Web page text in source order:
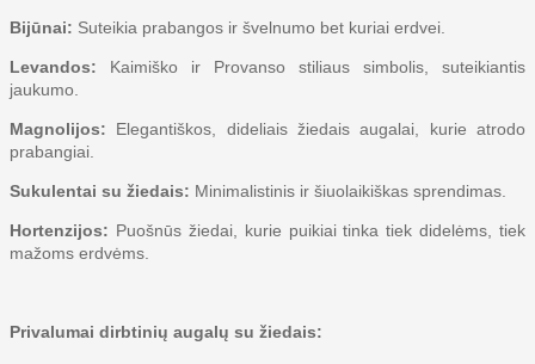
Bijūnai: Suteikia prabangos ir švelnumo bet kuriai erdvei.
Levandos: Kaimiško ir Provanso stiliaus simbolis, suteikiantis
jaukumo.
Magnolijos: Elegantiškos, dideliais žiedais augalai, kurie atrodo
prabangiai.
Sukulentai su žiedais: Minimalistinis ir šiuolaikiškas sprendimas.
Hortenzijos: Puošnūs žiedai, kurie puikiai tinka tiek didelėms, tiek
mažoms erdvėms.
Privalumai dirbtinių augalų su žiedais: